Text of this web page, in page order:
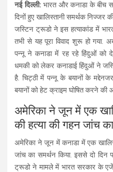
नई दिल्ली: भारत और कनाडा के बीच
दिनों हुए खालिस्तानी समर्थक निज्जर
जस्टिन ट्रूडो ने इस हत्याकांड में
तभी से यह पूरा विवाद शुरू हो गया.
पन्नू ने कनाडा में रह रहे हिंदुओं को
धमकी को लेकर कनाडाई हिंदुओं ने
है. चिट्ठी में पन्नू के बयानों के
बयानों को हेट क्राइम घोषित करने की
अमेरिका ने जून में एक
की हत्या की गहन जांच
अमेरिका ने जून में कनाडा में एक
जांच का समर्थन किया. इससे दो दिन
ट्रूडो ने मामले में भारत सरकार के